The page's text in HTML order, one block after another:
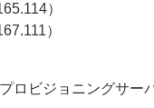
）
）
ロビジョニングサー